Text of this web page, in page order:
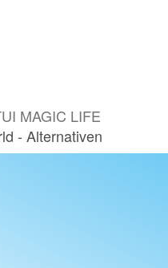
MAGIC LIFE
- Alternativen